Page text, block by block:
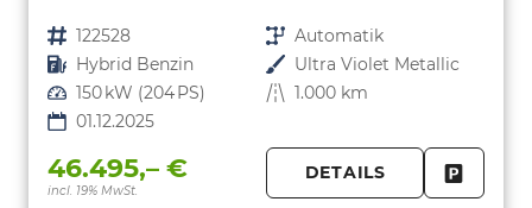
Fahrzeugnr. 122528 Getriebe Automatik
Kraftstoff Hybrid Benzin Außenfarbe Ultra Violet Metallic
Leistung 150 kW (204 PS) Kilometerstand 1.000 km
01.12.2025
46.495,– €
incl. 19% MwSt.
DETAILS